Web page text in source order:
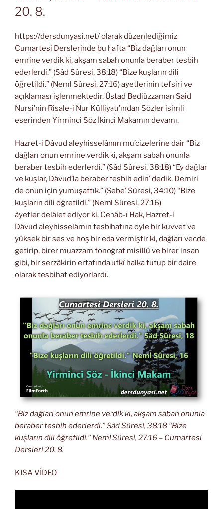
20. 8.
https://dersdunyasi.net/ olarak düzenlediğimiz
Cumartesi Derslerinde bu hafta “Biz dağları onun
emrine verdik ki, akşam sabah onunla beraber tesbih
ederlerdi.” (Sâd Sûresi, 38:18) “Bize kuşların dili
öğretildi.” (Neml Sûresi, 27:16) ayetlerinin tefsiri ve
açıklaması işlenmektedir. Üstad Bediüzzaman Said
Nursi’nin Risale-i Nur Külliyatı’ından Sözler isimli
eserinden Yirminci Söz İkinci Makamın devamı.
Hazret-i Dâvud aleyhisselâmın mu’cizelerine dair “Biz
dağları onun emrine verdik ki, akşam sabah onunla
beraber tesbih ederlerdi.” (Sâd Sûresi, 38:18) “Ey dağlar
ve kuşlar, Dâvud’la beraber tesbih edin’ dedik. Demiri
de onun için yumuşattık.” (Sebe’ Sûresi, 34:10) “Bize
kuşların dili öğretildi.” (Neml Sûresi, 27:16)
âyetler delâlet ediyor ki, Cenâb-ı Hak, Hazret-i
Dâvud aleyhisselâmın tesbihatına öyle bir kuvvet ve
yüksek bir ses ve hoş bir eda vermiştir ki, dağları vecde
getirip, birer muazzam fonoğraf misillü ve birer insan
gibi, bir serzâkirin ertafında ufkî halka tutup bir daire
olarak tesbihat ediyorlardı.
“Biz dağları onun emrine verdik ki, akşam sabah onunla
beraber tesbih ederlerdi.” Sâd Sûresi, 38:18 “Bize
kuşların dili öğretildi.” Neml Sûresi, 27:16 – Cumartesi
Dersleri 20. 8.
KISA VİDEO